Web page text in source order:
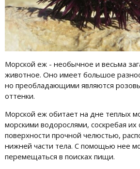
Морской еж - необычное и весьма
животное. Оно имеет большое
но преобладающими являются
оттенки.
Морской еж обитает на дне теплых
морскими водорослями, соскребая их
поверхности прочной челюстью,
нижней части тела. С помощью нее
перемещаться в поисках пищи.